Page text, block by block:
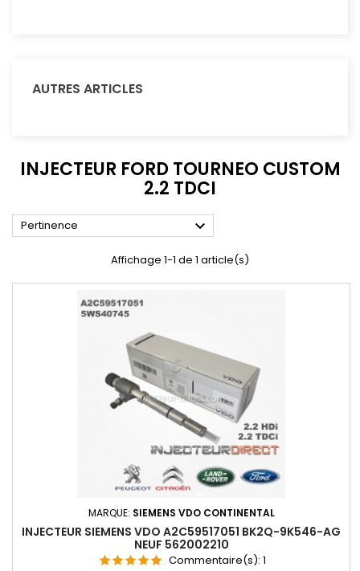
AUTRES ARTICLES
INJECTEUR FORD TOURNEO CUSTOM
2.2 TDCI
Pertinence 
Affichage 1-1 de 1 article(s)
MARQUE: SIEMENS VDO CONTINENTAL
INJECTEUR SIEMENS VDO A2C59517051 BK2Q-9K546-AG
NEUF 562002210
Commentaire(s): 1